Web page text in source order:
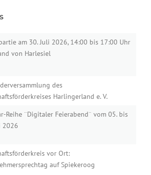
am 30. Juli 2026, 14:00 bis 17:00 Uhr
von Harlesiel
des
Harlingerland e. V.
Reihe ¨Digitaler Feierabend¨ vom 05. bis
2026
vor Ort:
auf Spiekeroog